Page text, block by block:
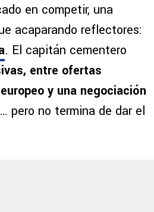
en competir, una
acaparando reflectores:
. El capitán cementero
entre ofertas
y una negociación
… pero no termina de dar el